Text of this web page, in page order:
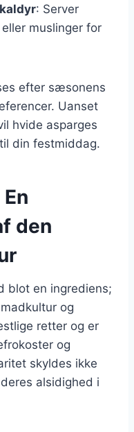
: Server
muslinger for
efter sæsonens
Uanset
hvide asparges
din festmiddag.
den
blot en ingrediens;
og
retter og er
og
skyldes ikke
alsidighed i